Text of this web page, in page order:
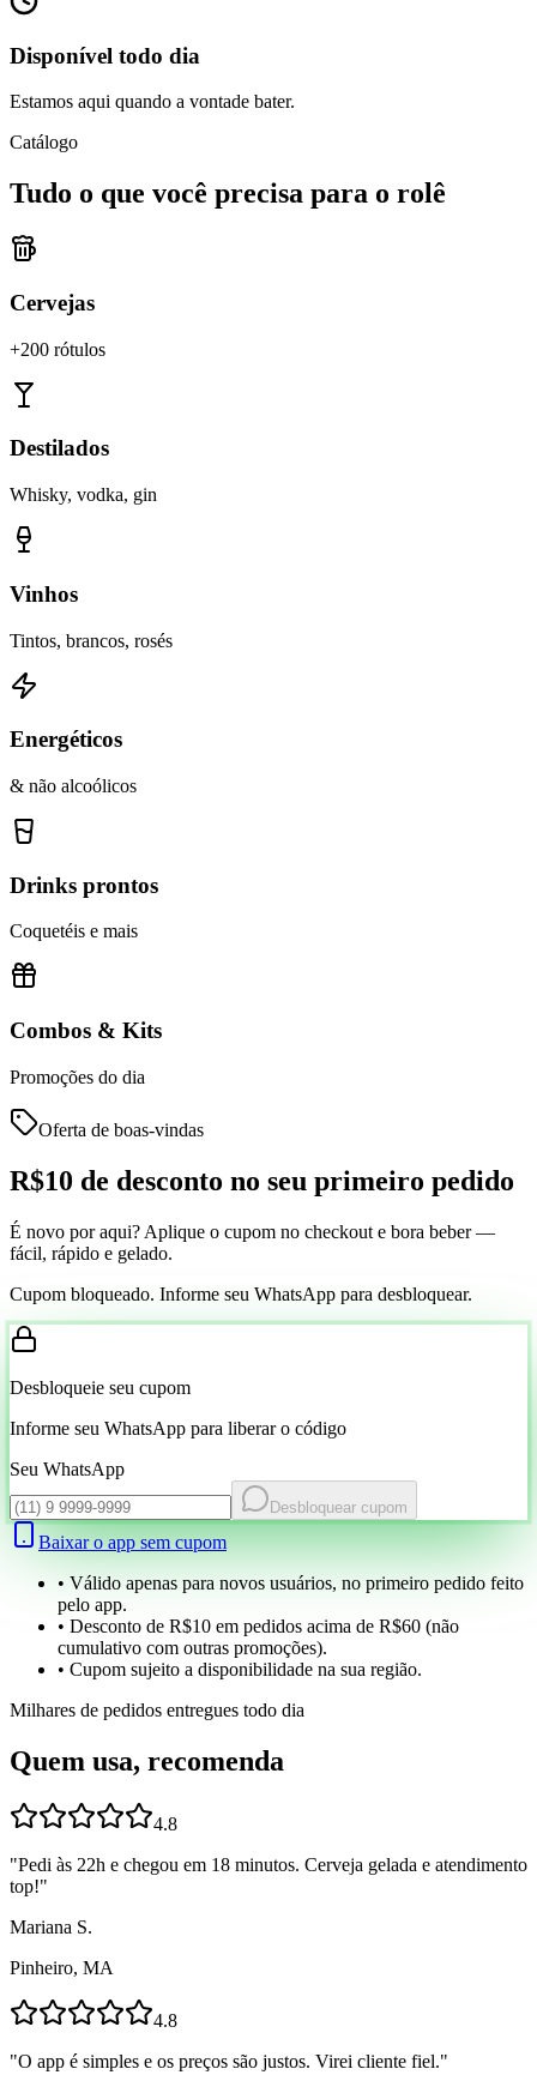
Disponível todo dia
Estamos aqui quando a vontade bater.
Catálogo
Tudo o que você precisa para o rolê
Cervejas
+200 rótulos
Destilados
Whisky, vodka, gin
Vinhos
Tintos, brancos, rosés
Energéticos
& não alcoólicos
Drinks prontos
Coquetéis e mais
Combos & Kits
Promoções do dia
Oferta de boas-vindas
R$10 de desconto no seu primeiro pedido
É novo por aqui? Aplique o cupom no checkout e bora beber —
fácil, rápido e gelado.
Cupom bloqueado. Informe seu WhatsApp para desbloquear.
Desbloqueie seu cupom
Informe seu WhatsApp para liberar o código
Seu WhatsApp
Desbloquear cupom
Baixar o app sem cupom
• Válido apenas para novos usuários, no primeiro pedido feito
pelo app.
• Desconto de R$10 em pedidos acima de R$60 (não
cumulativo com outras promoções).
• Cupom sujeito a disponibilidade na sua região.
Milhares de pedidos entregues todo dia
Quem usa, recomenda
4.8
"Pedi às 22h e chegou em 18 minutos. Cerveja gelada e atendimento
top!"
Mariana S.
Pinheiro, MA
4.8
"O app é simples e os preços são justos. Virei cliente fiel."